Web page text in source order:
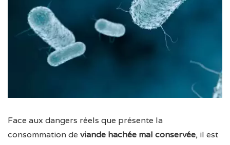
Face aux dangers réels que présente la
consommation de viande hachée mal conservée, il est